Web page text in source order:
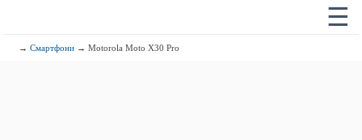
☰
→Смартфони → Motorola Moto X30 Pro